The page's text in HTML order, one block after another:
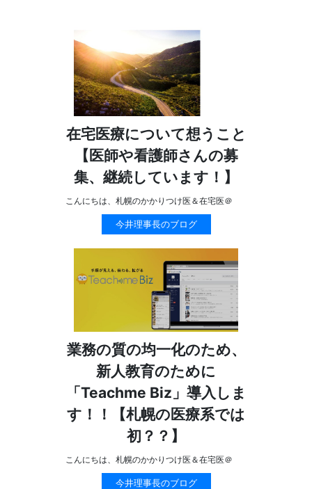
在宅医療について想うこと
【医師や看護師さんの募
集、継続しています！】
こんにちは、札幌のかかりつけ医＆在宅医＠
今井理事長のブログ
業務の質の均一化のため、
新人教育のために
「Teachme Biz」導入しま
す！！【札幌の医療系では
初？？】
こんにちは、札幌のかかりつけ医＆在宅医＠
今井理事長のブログ